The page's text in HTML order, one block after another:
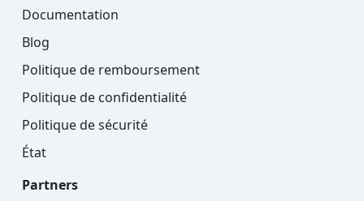
Documentation
Blog
Politique de remboursement
Politique de confidentialité
Politique de sécurité
État
Partners